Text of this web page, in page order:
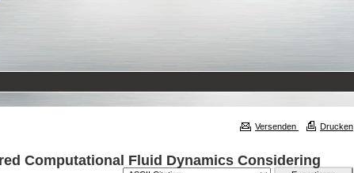
Versenden Drucken
Computational Fluid Dynamics Considering